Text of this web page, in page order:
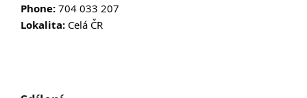
Phone: 704 033 207
Lokalita: Celá ČR